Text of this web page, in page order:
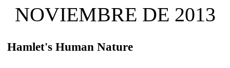
NOVIEMBRE DE 2013
Hamlet's Human Nature